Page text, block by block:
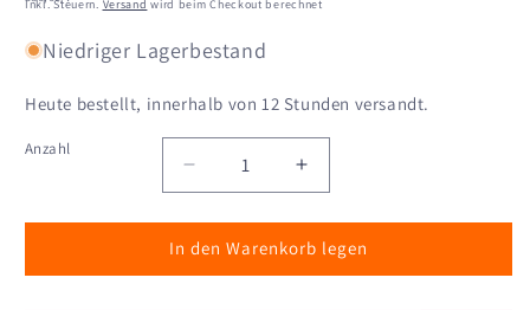
Inkl. Steuern. Versand wird beim Checkout berechnet
Niedriger Lagerbestand
Heute bestellt, innerhalb von 12 Stunden versandt.
Anzahl
Anzahl
Verringere
die
Menge
für
On
Erhöhe
die
Menge
für
On
In den Warenkorb legen